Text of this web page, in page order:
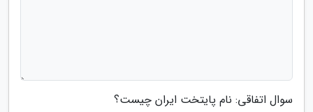
سوال اتفاقی: نام پایتخت ایران چیست؟